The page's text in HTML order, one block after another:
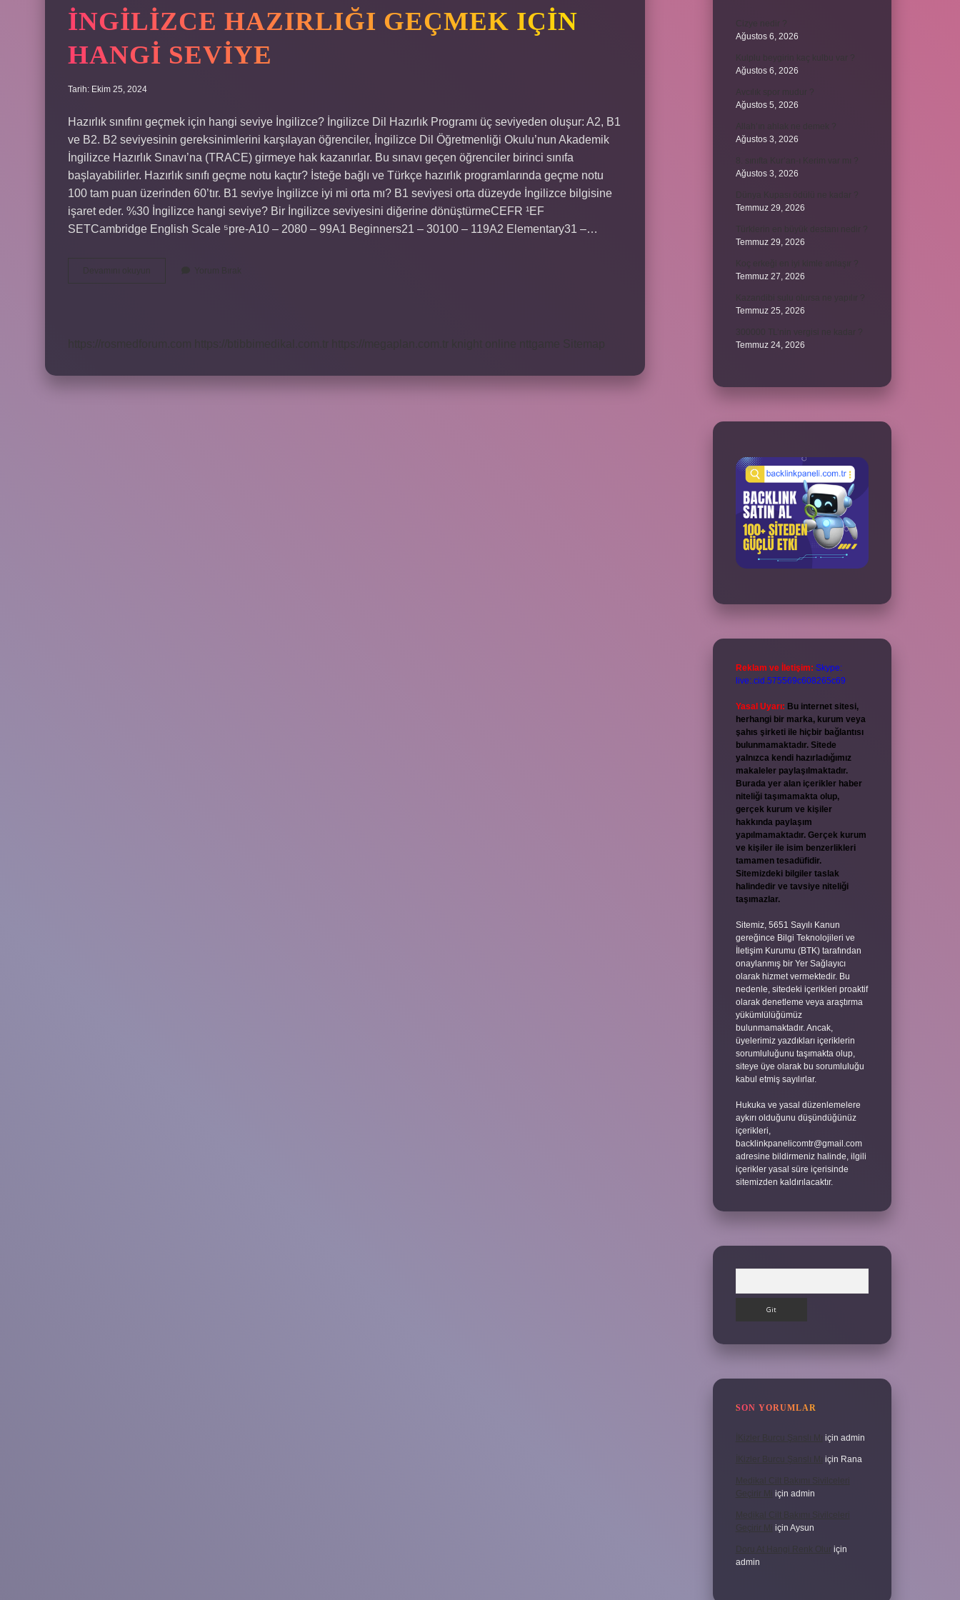
İNGILIZCE HAZIRLIĞI GEÇMEK IÇIN
HANGI SEVIYE
Tarih: Ekim 25, 2024
Hazırlık sınıfını geçmek için hangi seviye İngilizce? İngilizce Dil Hazırlık Programı üç seviyeden oluşur: A2, B1
ve B2. B2 seviyesinin gereksinimlerini karşılayan öğrenciler, İngilizce Dil Öğretmenliği Okulu’nun Akademik
İngilizce Hazırlık Sınavı’na (TRACE) girmeye hak kazanırlar. Bu sınavı geçen öğrenciler birinci sınıfa
başlayabilirler. Hazırlık sınıfı geçme notu kaçtır? İsteğe bağlı ve Türkçe hazırlık programlarında geçme notu
100 tam puan üzerinden 60’tır. B1 seviye İngilizce iyi mi orta mı? B1 seviyesi orta düzeyde İngilizce bilgisine
işaret eder. %30 İngilizce hangi seviye? Bir İngilizce seviyesini diğerine dönüştürmeCEFR ¹EF
SETCambridge English Scale ⁵pre-A10 – 2080 – 99A1 Beginners21 – 30100 – 119A2 Elementary31 –…
Ağustos 6, 2026
Ağustos 6, 2026
Ağustos 5, 2026
Ağustos 3, 2026
Ağustos 3, 2026
Temmuz 29, 2026
Temmuz 29, 2026
Temmuz 27, 2026
Temmuz 25, 2026
Temmuz 24, 2026
Reklam ve İletişim: Skype:
live:.cid.575569c608265c69
Yasal Uyarı: Bu internet sitesi,
herhangi bir marka, kurum veya
şahıs şirketi ile hiçbir bağlantısı
bulunmamaktadır. Sitede
yalnızca kendi hazırladığımız
makaleler paylaşılmaktadır.
Burada yer alan içerikler haber
niteliği taşımamakta olup,
gerçek kurum ve kişiler
hakkında paylaşım
yapılmamaktadır. Gerçek kurum
ve kişiler ile isim benzerlikleri
tamamen tesadüfidir.
Sitemizdeki bilgiler taslak
halindedir ve tavsiye niteliği
taşımazlar.
Sitemiz, 5651 Sayılı Kanun
gereğince Bilgi Teknolojileri ve
İletişim Kurumu (BTK) tarafından
onaylanmış bir Yer Sağlayıcı
olarak hizmet vermektedir. Bu
nedenle, sitedeki içerikleri proaktif
olarak denetleme veya araştırma
yükümlülüğümüz
bulunmamaktadır. Ancak,
üyelerimiz yazdıkları içeriklerin
sorumluluğunu taşımakta olup,
siteye üye olarak bu sorumluluğu
kabul etmiş sayılırlar.
Hukuka ve yasal düzenlemelere
aykırı olduğunu düşündüğünüz
içerikleri,
backlinkpanelicomtr@gmail.com
adresine bildirmeniz halinde, ilgili
içerikler yasal süre içerisinde
sitemizden kaldırılacaktır.
SON YORUMLAR
İKizler Burcu Şanslı Mı için admin
İKizler Burcu Şanslı Mı için Rana
Medikal Cilt Bakımı Sivilceleri
Geçirir Mi için admin
Medikal Cilt Bakımı Sivilceleri
Geçirir Mi için Aysun
Doru At Hangi Renk Olur için
admin